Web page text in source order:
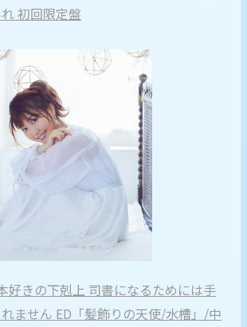
初回限定盤
好きの下剋上 司書になるためには手
ません ED「髪飾りの天使/水槽」/中